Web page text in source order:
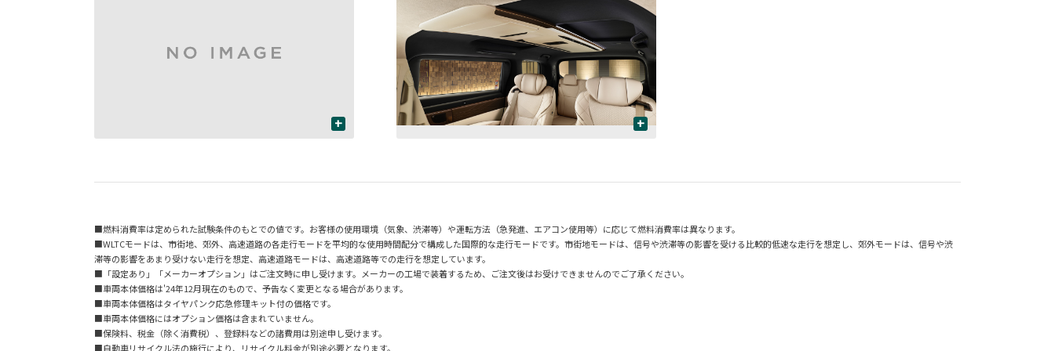
+ +
■燃料消費率は定められた試験条件のもとでの値です。お客様の使用環境（気象、渋滞等）や運転方法（急発進、エアコン使用等）に応じて燃料消費率は異なります。
■WLTCモードは、市街地、郊外、高速道路の各走行モードを平均的な使用時間配分で構成した国際的な走行モードです。市街地モードは、信号や渋滞等の影響を受ける比較的低速な走行を想定し、郊外モードは、信号や渋
滞等の影響をあまり受けない走行を想定、高速道路モードは、高速道路等での走行を想定しています。
■「設定あり」「メーカーオプション」はご注文時に申し受けます。メーカーの工場で装着するため、ご注文後はお受けできませんのでご了承ください。
■車両本体価格は'24年12月現在のもので、予告なく変更となる場合があります。
■車両本体価格はタイヤパンク応急修理キット付の価格です。
■車両本体価格にはオプション価格は含まれていません。
■保険料、税金（除く消費税）、登録料などの諸費用は別途申し受けます。
■自動車リサイクル法の施行により、リサイクル料金が別途必要となります。